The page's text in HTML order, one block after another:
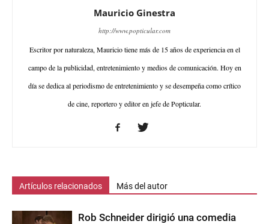
Mauricio Ginestra
http://www.popticular.com
Escritor por naturaleza, Mauricio tiene más de 15 años de experiencia en el
campo de la publicidad, entretenimiento y medios de comunicación. Hoy en
día se dedica al periodismo de entretenimiento y se desempeña como crítico
de cine, reportero y editor en jefe de Popticular.
Artículos relacionados Más del autor
Rob Schneider dirigió una comedia